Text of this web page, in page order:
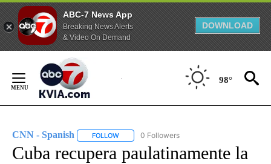
ABC-7 News App
Breaking News Alerts
& Video On Demand
DOWNLOAD
Content
98°
CNN - Spanish FOLLOW FOLLOW "CNN - SPANISH" TO RECEIVE
0 Followers
Cuba recupera paulatinamente la